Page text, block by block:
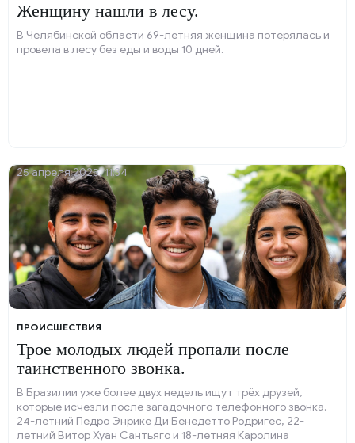
Женщину нашли в лесу.
В Челябинской области 69-летняя женщина потерялась и
провела в лесу без еды и воды 10 дней.
ПРОИСШЕСТВИЯ
Трое молодых людей пропали после
таинственного звонка.
В Бразилии уже более двух недель ищут трёх друзей,
которые исчезли после загадочного телефонного звонка.
24-летний Педро Энрике Ди Бенедетто Родригес, 22-
летний Витор Хуан Сантьяго и 18-летняя Каролина
25 апреля 2025, 11:34